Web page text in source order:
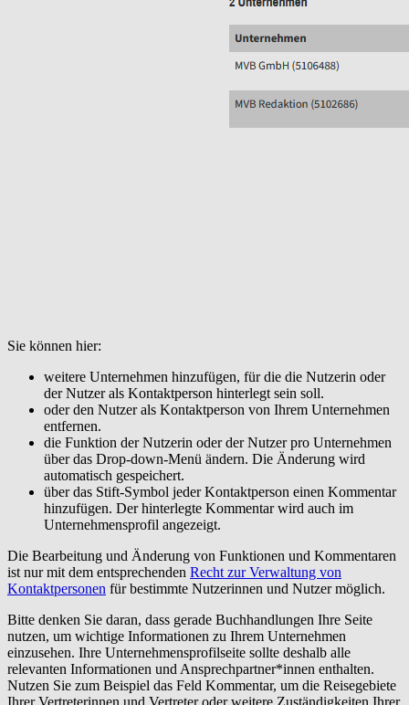
Sie können hier:
weitere Unternehmen hinzufügen, für die die Nutzerin oder
der Nutzer als Kontaktperson hinterlegt sein soll.
oder den Nutzer als Kontaktperson von Ihrem Unternehmen
entfernen.
die Funktion der Nutzerin oder der Nutzer pro Unternehmen
über das Drop-down-Menü ändern. Die Änderung wird
automatisch gespeichert.
über das Stift-Symbol jeder Kontaktperson einen Kommentar
hinzufügen. Der hinterlegte Kommentar wird auch im
Unternehmensprofil angezeigt.
Die Bearbeitung und Änderung von Funktionen und Kommentaren
ist nur mit dem entsprechenden Recht zur Verwaltung von
Kontaktpersonen für bestimmte Nutzerinnen und Nutzer möglich.
Bitte denken Sie daran, dass gerade Buchhandlungen Ihre Seite
nutzen, um wichtige Informationen zu Ihrem Unternehmen
einzusehen. Ihre Unternehmensprofilseite sollte deshalb alle
relevanten Informationen und Ansprechpartner*innen enthalten.
Nutzen Sie zum Beispiel das Feld Kommentar, um die Reisegebiete